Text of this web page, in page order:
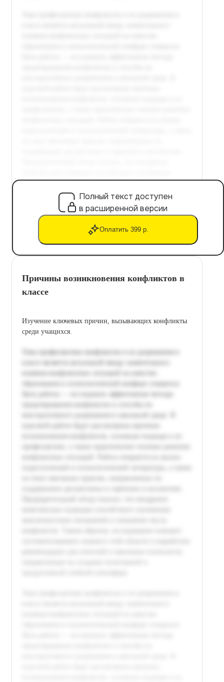
Полный текст доступен
в расширенной версии
Оплатить 399 р.
Причины возникновения конфликтов в
классе
Изучение ключевых причин, вызывающих конфликты
среди учащихся.